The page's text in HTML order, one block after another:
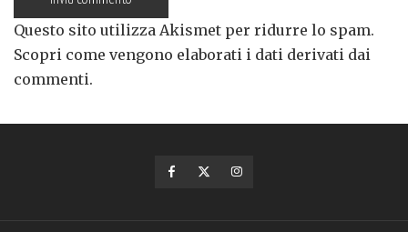
Questo sito utilizza Akismet per ridurre lo spam.
Scopri come vengono elaborati i dati derivati dai
commenti.